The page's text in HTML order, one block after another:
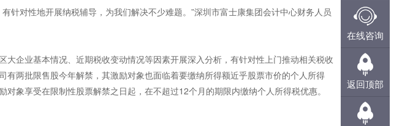
针对性地开展纳税辅导，为我们解决不少难题。”深圳市富士康集团会计中心财务人员
企业基本情况、近期税收变动情况等因素开展深入分析，有针对性上门推动相关税收
两批限售股今年解禁，其激励对象也面临着要缴纳所得额近乎股票市价的个人所得
象享受在限制性股票解禁之日起，在不超过12个月的期限内缴纳个人所得税优惠。
投诉热线
在线咨询
在线咨询
返回顶部